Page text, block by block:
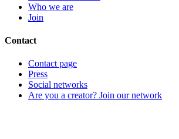
Who we are
Join
Contact
Contact page
Press
Social networks
Are you a creator? Join our network